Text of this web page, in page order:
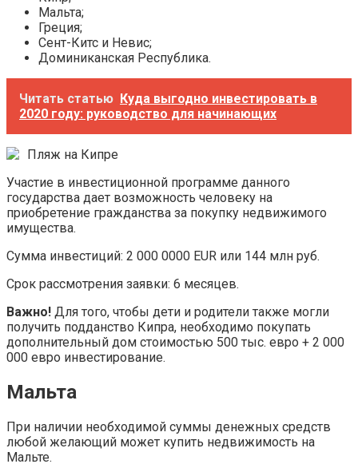
Мальта;
Греция;
Сент-Китс и Невис;
Доминиканская Республика.
Читать статью Куда выгодно инвестировать в
2020 году: руководство для начинающих
Пляж на Кипре
Участие в инвестиционной программе данного
государства дает возможность человеку на
приобретение гражданства за покупку недвижимого
имущества.
Сумма инвестиций: 2 000 0000 EUR или 144 млн руб.
Срок рассмотрения заявки: 6 месяцев.
Важно! Для того, чтобы дети и родители также могли
получить подданство Кипра, необходимо покупать
дополнительный дом стоимостью 500 тыс. евро + 2 000
000 евро инвестирование.
Мальта
При наличии необходимой суммы денежных средств
любой желающий может купить недвижимость на
Мальте.